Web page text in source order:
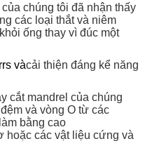
chúng tôi đã nhận thấy
các loại thắt và niêm
ống thay vì đúc một
vàcải thiện đáng kể năng
cắt mandrel của chúng
và vòng O từ các
bằng cao
hoặc các vật liệu cứng và